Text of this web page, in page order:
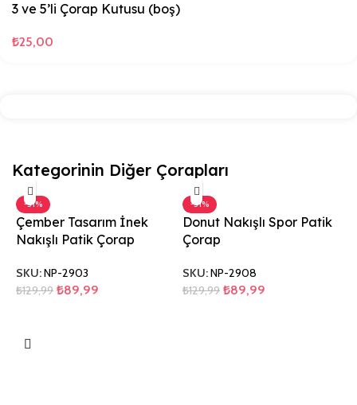
3 ve 5’li Çorap Kutusu (boş)
₺25,00
Kategorinin Diğer Çorapları
-31%
Çember Tasarım İnek
Nakışlı Patik Çorap
SKU:NP-2903
₺129,99 ₺89,99
-31%
Donut Nakışlı Spor Patik
Çorap
SKU:NP-2908
₺129,99 ₺89,99